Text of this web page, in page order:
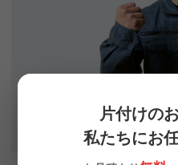
片付けの
私たちにお